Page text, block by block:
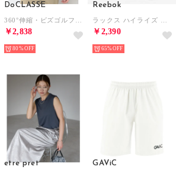
DoCLASSE
￥2,838
80%
Reebok
￥2,390
65%
etre pret GAViC